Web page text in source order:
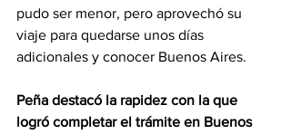
pudo ser menor, pero aprovechó su
viaje para quedarse unos días
adicionales y conocer Buenos Aires.
Peña destacó la rapidez con la que
logró completar el trámite en Buenos